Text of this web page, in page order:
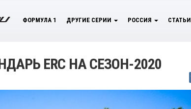
ФОРМУЛА 1 ДРУГИЕ СЕРИИ РОССИЯ СТАТЬИ
ERC НА СЕЗОН-2020